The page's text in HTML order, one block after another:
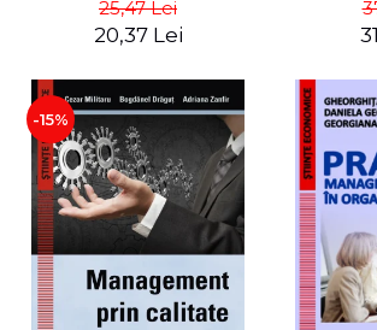
25,47 Lei
20,37 Lei
-15%